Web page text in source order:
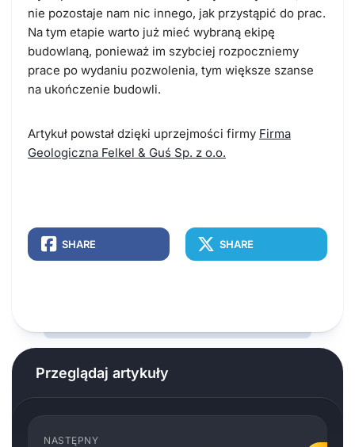
nie pozostaje nam nic innego, jak przystąpić do prac.
Na tym etapie warto już mieć wybraną ekipę
budowlaną, ponieważ im szybciej rozpoczniemy
prace po wydaniu pozwolenia, tym większe szanse
na ukończenie budowli.
Artykuł powstał dzięki uprzejmości firmy Firma
Geologiczna Felkel & Guś Sp. z o.o.
SHARE SHARE
Przeglądaj artykuły
NASTĘPNY